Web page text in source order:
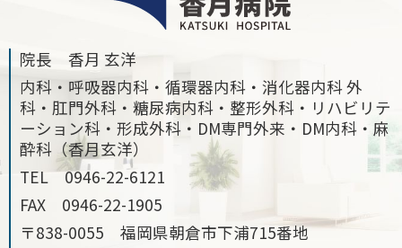
院長 香月 玄洋
内科・呼吸器内科・循環器内科・消化器内科 外
科・肛門外科・糖尿病内科・整形外科・リハビリテ
ーション科・形成外科・DM専門外来・DM内科・麻
酔科（香月玄洋）
TEL0946-22-6121
FAX 0946-22-1905
〒838-0055 福岡県朝倉市下浦715番地